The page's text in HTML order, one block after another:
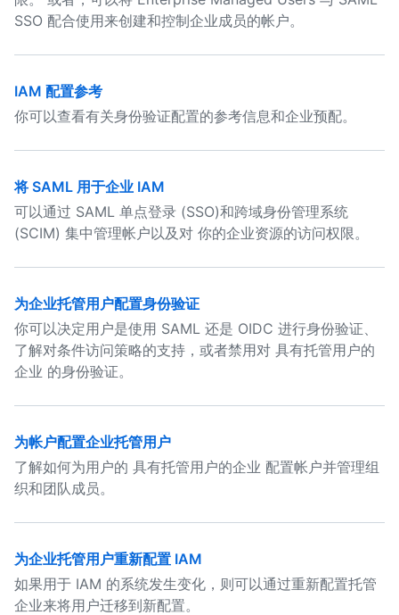
SSO 配合使用来创建和控制企业成员的帐户。
IAM 配置参考
你可以查看有关身份验证配置的参考信息和企业预配。
将 SAML 用于企业 IAM
可以通过 SAML 单点登录 (SSO)和跨域身份管理系统
(SCIM) 集中管理帐户以及对 你的企业资源的访问权限。
为企业托管用户配置身份验证
你可以决定用户是使用 SAML 还是 OIDC 进行身份验证、
了解对条件访问策略的支持，或者禁用对 具有托管用户的
企业 的身份验证。
为帐户配置企业托管用户
了解如何为用户的 具有托管用户的企业 配置帐户并管理组
织和团队成员。
为企业托管用户重新配置 IAM
如果用于 IAM 的系统发生变化，则可以通过重新配置托管
企业来将用户迁移到新配置。